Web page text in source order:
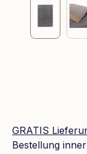
GRATIS
Bestellung